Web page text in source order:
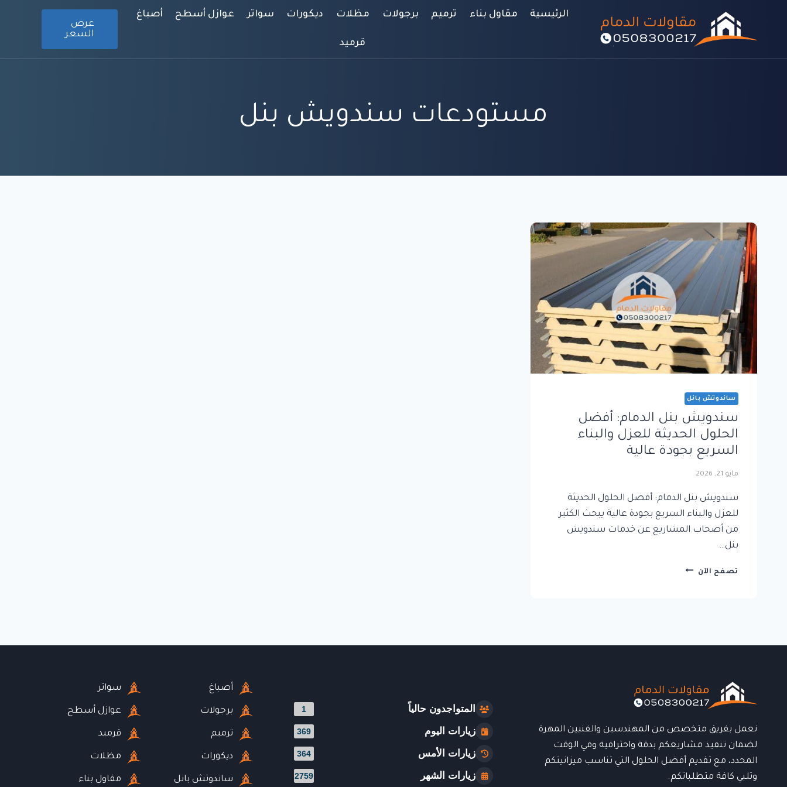
المحتوى
الرئيسية مقاول بناء ترميم برجولات مظلات ديكورات سواتر عوازل أسطح أصباغ
قرميد
عرض
السعر
مستودعات سندويش بنل
ساندوتش بانل
سندويش بنل الدمام: أفضل
الحلول الحديثة للعزل والبناء
السريع بجودة عالية
مايو 21, 2026
سندويش بنل الدمام: أفضل الحلول الحديثة
للعزل والبناء السريع بجودة عالية يبحث الكثير
من أصحاب المشاريع عن خدمات سندويش
بنل…
تصفح الآن سندويش
عالية
نعمل بفريق متخصص من المهندسين والفنيين المهرة
لضمان تنفيذ مشاريعكم بدقة واحترافية وفي الوقت
المحدد، مع تقديم أفضل الحلول التي تناسب ميزانيتكم
وتلبي كافة متطلباتكم.
المتواجدون حالياً 1
زيارات اليوم 369
زيارات الأمس 364
زيارات الشهر 2759
أصباغ
برجولات
ترميم
ديكورات
ساندوتش بانل
سواتر
عوازل أسطح
قرميد
مظلات
مقاول بناء